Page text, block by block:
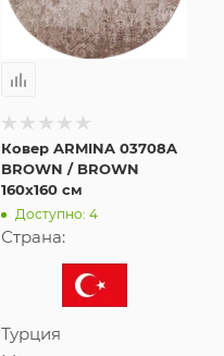
Ковер ARMINA 03708A
BROWN / BROWN
160x160 см
Доступно: 4
Страна:
Турция